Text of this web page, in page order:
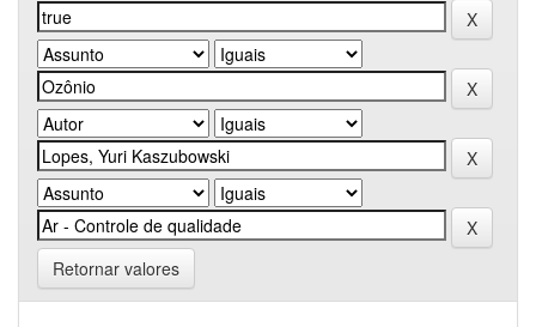
Retornar valores